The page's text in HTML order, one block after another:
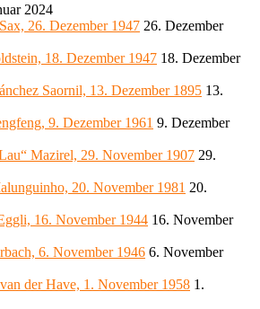
2024
26. Dezember 1947 26. Dezember
18. Dezember 1947 18. Dezember
Saornil, 13. Dezember 1895 13.
9. Dezember 1961 9. Dezember
Mazirel, 29. November 1907 29.
20. November 1981 20.
16. November 1944 16. November
6. November 1946 6. November
der Have, 1. November 1958 1.